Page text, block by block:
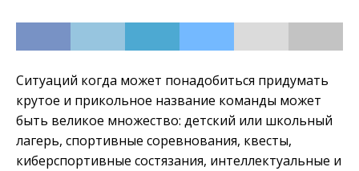
Ситуаций когда может понадобиться придумать
крутое и прикольное название команды может
быть великое множество: детский или школьный
лагерь, спортивные соревнования, квесты,
киберспортивные состязания, интеллектуальные и